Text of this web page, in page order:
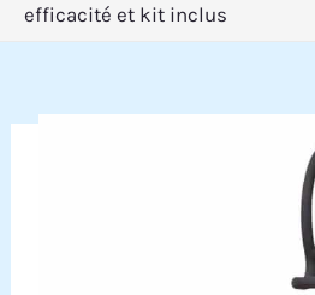
efficacité et kit inclus